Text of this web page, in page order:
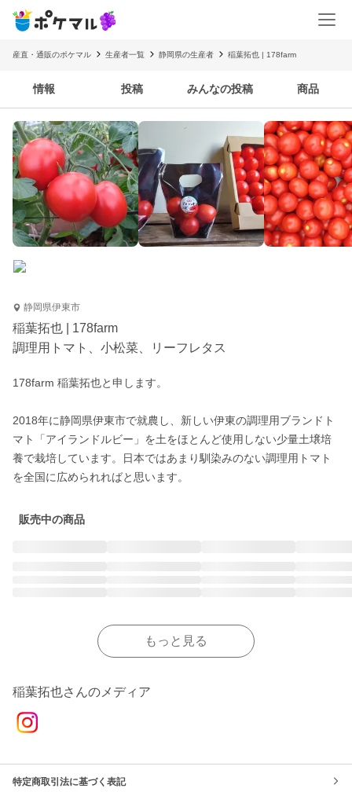
産直・通販のポケマル 生産者一覧 静岡県の生産者 稲葉拓也 | 178farm
情報 投稿 みんなの投稿 商品
静岡県伊東市
稲葉拓也 | 178farm
調理用トマト、小松菜、リーフレタス
178farm 稲葉拓也と申します。
2018年に静岡県伊東市で就農し、新しい伊東の調理用ブランドト
マト「アイランドルビー」を土をほとんど使用しない少量土壌培
養で栽培しています。日本ではあまり馴染みのない調理用トマト
を全国に広められればと思います。
販売中の商品
もっと見る
稲葉拓也さんのメディア
特定商取引法に基づく表記